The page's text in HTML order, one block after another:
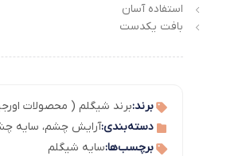
استفاده آسان
بافت یکدست
برند:برند شیگلم ( محصولات
دسته‌بندی:آرایش چشم، سایه
برچسب‌ها:سایه شیگلم